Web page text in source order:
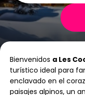
SUN MON
Bienvenidos a Les
turístico ideal para
enclavado en el
paisajes alpinos, un